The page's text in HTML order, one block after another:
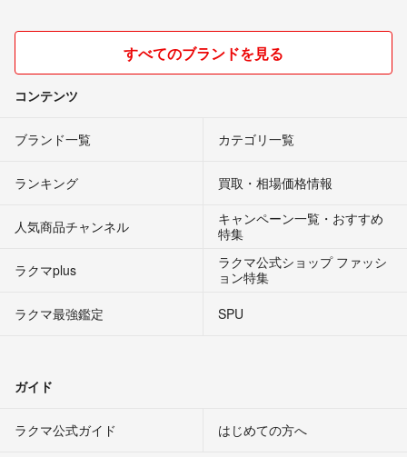
すべてのブランドを見る
コンテンツ
ブランド一覧 カテゴリ一覧
ランキング 買取・相場価格情報
人気商品チャンネル
キャンペーン一覧・おすすめ
特集
ラクマplus
ラクマ公式ショップ ファッシ
ョン特集
ラクマ最強鑑定
SPU
ガイド
ラクマ公式ガイド はじめての方へ